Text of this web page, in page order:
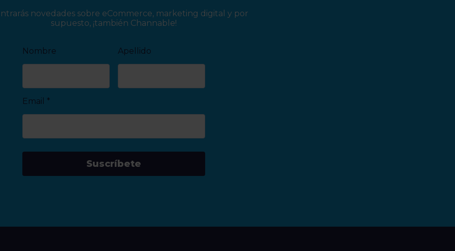
novedades sobre eCommerce, marketing digital y por
supuesto, ¡también Channable!
Nombre Apellido
Email *
Suscríbete